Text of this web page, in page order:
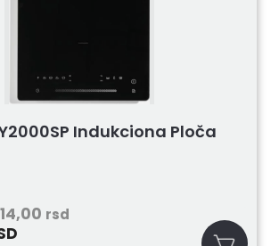
Indukciona Ploča
rsd